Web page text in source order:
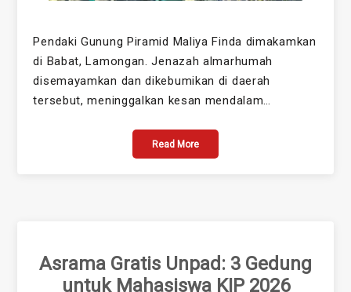
Pendaki Gunung Piramid Maliya Finda dimakamkan
di Babat, Lamongan. Jenazah almarhumah
disemayamkan dan dikebumikan di daerah
tersebut, meninggalkan kesan mendalam…
Read More
Asrama Gratis Unpad: 3 Gedung
untuk Mahasiswa KIP 2026